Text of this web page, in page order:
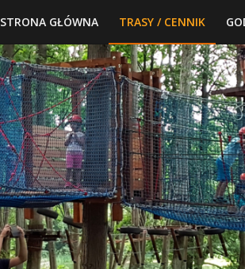
STRONA GŁÓWNA TRASY / CENNIK